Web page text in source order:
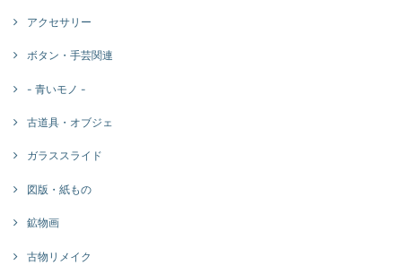
アクセサリー
ボタン・手芸関連
- 青いモノ -
古道具・オブジェ
ガラススライド
図版・紙もの
鉱物画
古物リメイク